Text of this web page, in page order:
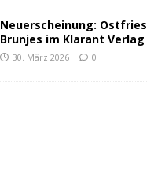
Neuerscheinung:
Brunjes im Klarant Verlag
30. März 2026 0